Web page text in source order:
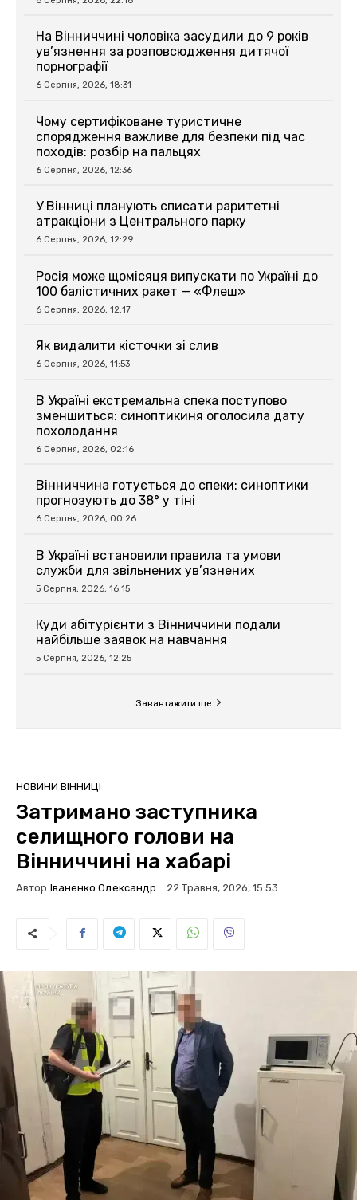
На Вінниччині чоловіка засудили до 9 років
ув’язнення за розповсюдження дитячої
порнографії
6 Серпня, 2026, 18:31
Чому сертифіковане туристичне
спорядження важливе для безпеки під час
походів: розбір на пальцях
6 Серпня, 2026, 12:36
У Вінниці планують списати раритетні
атракціони з Центрального парку
6 Серпня, 2026, 12:29
Росія може щомісяця випускати по Україні до
100 балістичних ракет — «Флеш»
6 Серпня, 2026, 12:17
Як видалити кісточки зі слив
6 Серпня, 2026, 11:53
В Україні екстремальна спека поступово
зменшиться: синоптикиня оголосила дату
похолодання
6 Серпня, 2026, 02:16
Вінниччина готується до спеки: синоптики
прогнозують до 38° у тіні
6 Серпня, 2026, 00:26
В Україні встановили правила та умови
служби для звільнених ув’язнених
5 Серпня, 2026, 16:15
Куди абітурієнти з Вінниччини подали
найбільше заявок на навчання
5 Серпня, 2026, 12:25
Завантажити ще